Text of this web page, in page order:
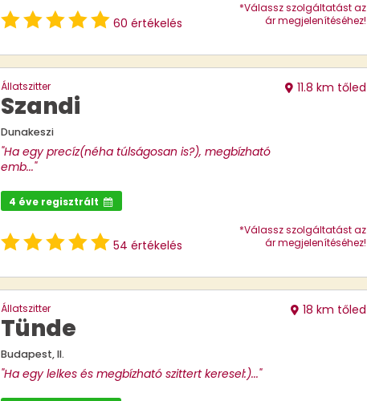
60 értékelés
*Válassz szolgáltatást az
ár megjelenítéséhez!
Állatszitter
Szandi
Dunakeszi
11.8 km tőled
"Ha egy precíz(néha túlságosan is?), megbízható
emb..."
4 éve regisztrált
54 értékelés
*Válassz szolgáltatást az
ár megjelenítéséhez!
Állatszitter
Tünde
Budapest, II.
18 km tőled
"Ha egy lelkes és megbízható szittert keresel:)..."